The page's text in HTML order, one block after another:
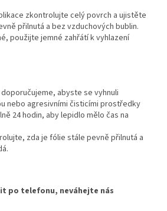
zkontrolujte celý povrch a ujistěte
přilnutá a bez vzduchových bublin.
použijte jemné zahřátí k vyhlazení
abyste se vyhnuli
nebo agresivními čisticími prostředky
24 hodin, aby lepidlo mělo čas na
zda je fólie stále pevně přilnutá a
po telefonu, neváhejte nás